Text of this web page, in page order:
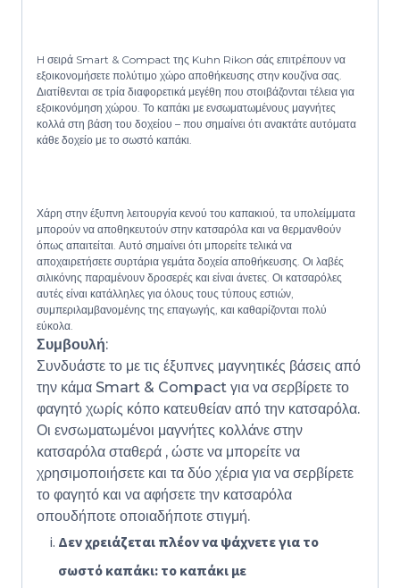
H σειρά Smart & Compact της Kuhn Rikon σάς επιτρέπουν να
εξοικονομήσετε πολύτιμο χώρο αποθήκευσης στην κουζίνα σας.
Διατίθενται σε τρία διαφορετικά μεγέθη που στοιβάζονται τέλεια για
εξοικονόμηση χώρου. Το καπάκι με ενσωματωμένους μαγνήτες
κολλά στη βάση του δοχείου – που σημαίνει ότι ανακτάτε αυτόματα
κάθε δοχείο με το σωστό καπάκι.
Χάρη στην έξυπνη λειτουργία κενού του καπακιού, τα υπολείμματα
μπορούν να αποθηκευτούν στην κατσαρόλα και να θερμανθούν
όπως απαιτείται. Αυτό σημαίνει ότι μπορείτε τελικά να
αποχαιρετήσετε συρτάρια γεμάτα δοχεία αποθήκευσης. Οι λαβές
σιλικόνης παραμένουν δροσερές και είναι άνετες. Οι κατσαρόλες
αυτές είναι κατάλληλες για όλους τους τύπους εστιών,
συμπεριλαμβανομένης της επαγωγής, και καθαρίζονται πολύ
εύκολα.
Συμβουλή:
Συνδυάστε το με τις έξυπνες μαγνητικές βάσεις από
την κάμα Smart & Compact για να σερβίρετε το
φαγητό χωρίς κόπο κατευθείαν από την κατσαρόλα.
Οι ενσωματωμένοι μαγνήτες κολλάνε στην
κατσαρόλα σταθερά , ώστε να μπορείτε να
χρησιμοποιήσετε και τα δύο χέρια για να σερβίρετε
το φαγητό και να αφήσετε την κατσαρόλα
οπουδήποτε οποιαδήποτε στιγμή.
Δεν χρειάζεται πλέον να ψάχνετε για το
σωστό καπάκι: το καπάκι με